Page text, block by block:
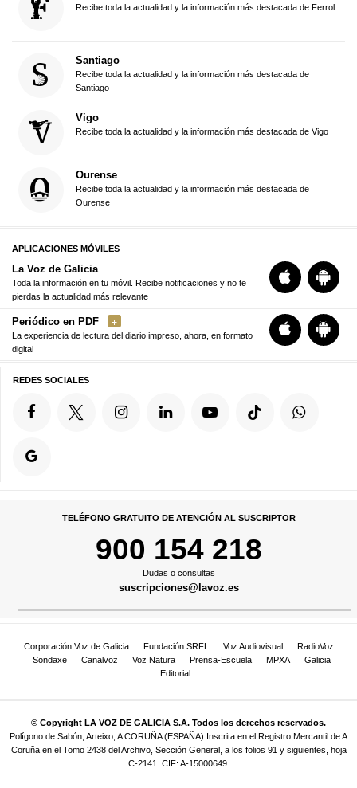
Recibe toda la actualidad y la información más destacada de Ferrol
Santiago
Recibe toda la actualidad y la información más destacada de
Santiago
Vigo
Recibe toda la actualidad y la información más destacada de Vigo
Ourense
Recibe toda la actualidad y la información más destacada de
Ourense
APLICACIONES MÓVILES
La Voz de Galicia
Toda la información en tu móvil. Recibe notificaciones y no te
pierdas la actualidad más relevante
Periódico en PDF
La experiencia de lectura del diario impreso, ahora, en formato
digital
REDES SOCIALES
TELÉFONO GRATUITO DE ATENCIÓN AL SUSCRIPTOR
900 154 218
Dudas o consultas
suscripciones@lavoz.es
Corporación Voz de Galicia Fundación SRFL Voz Audiovisual
RadioVoz
Sondaxe
Canalvoz Voz Natura Prensa-Escuela MPXA
Galicia
Editorial
© Copyright LA VOZ DE GALICIA S.A. Todos los derechos reservados.
Polígono de Sabón, Arteixo, A CORUÑA (ESPAÑA) Inscrita en el Registro Mercantil de A
Coruña en el Tomo 2438 del Archivo, Sección General, a los folios 91 y siguientes, hoja
C-2141. CIF: A-15000649.